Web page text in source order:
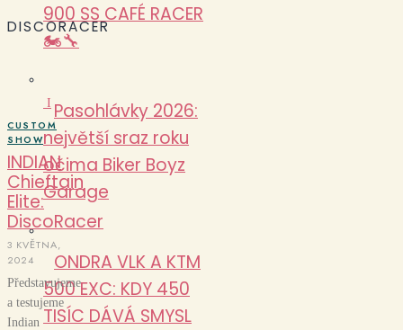
900 SS CAFÉ RACER
🏍️🔧
Pasohlávky 2026:
největší sraz roku
očima Biker Boyz
Garage
ONDRA VLK A KTM
500 EXC: KDY 450
TISÍC DÁVÁ SMYSL
DISCORACER
I
CUSTOM
SHOW
INDIAN
Chieftain
Elite:
DiscoRacer
3 KVĚTNA,
2024
Představujeme
a testujeme
Indian